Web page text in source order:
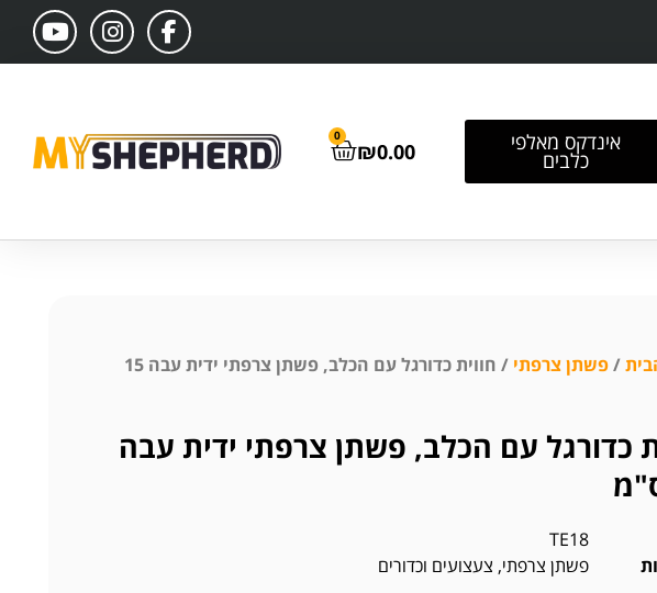
אינדקס מאלפי
כלבים ₪0.00
0
/פשתן צרפתי
/ חווית כדורגל עם הכלב, פשתן צרפתי ידית עבה 15
כדורגל עם הכלב, פשתן צרפתי ידית עבה
TE18
פשתן צרפתי, צעצועים וכדורים